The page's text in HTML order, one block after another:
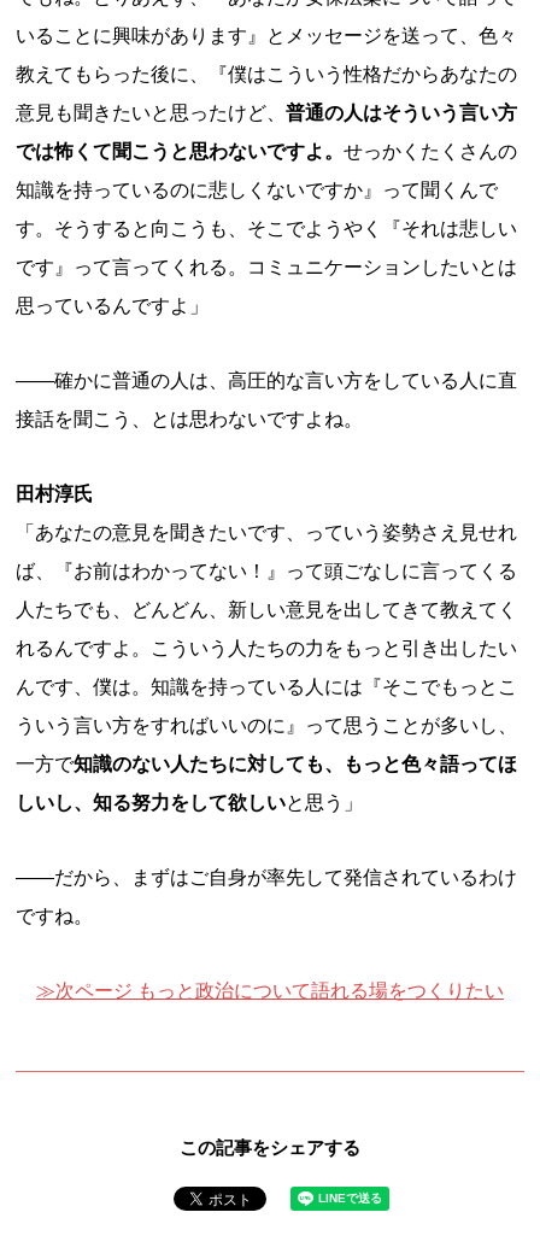
いることに興味があります』とメッセージを送って、色々
教えてもらった後に、『僕はこういう性格だからあなたの
意見も聞きたいと思ったけど、普通の人はそういう言い方
では怖くて聞こうと思わないですよ。せっかくたくさんの
知識を持っているのに悲しくないですか』って聞くんで
す。そうすると向こうも、そこでようやく『それは悲しい
です』って言ってくれる。コミュニケーションしたいとは
思っているんですよ」
——確かに普通の人は、高圧的な言い方をしている人に直
接話を聞こう、とは思わないですよね。
田村淳氏
「あなたの意見を聞きたいです、っていう姿勢さえ見せれ
ば、『お前はわかってない！』って頭ごなしに言ってくる
人たちでも、どんどん、新しい意見を出してきて教えてく
れるんですよ。こういう人たちの力をもっと引き出したい
んです、僕は。知識を持っている人には『そこでもっとこ
ういう言い方をすればいいのに』って思うことが多いし、
一方で知識のない人たちに対しても、もっと色々語ってほ
しいし、知る努力をして欲しいと思う」
——だから、まずはご自身が率先して発信されているわけ
ですね。
≫次ページ もっと政治について語れる場をつくりたい
この記事をシェアする